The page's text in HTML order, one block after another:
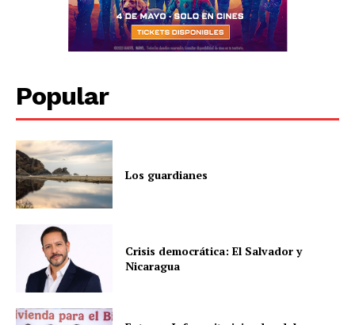
Popular
Los guardianes
Crisis democrática: El Salvador y
Nicaragua